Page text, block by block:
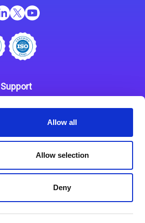
Allow all
Allow selection
Deny
Support
Kapcsolat